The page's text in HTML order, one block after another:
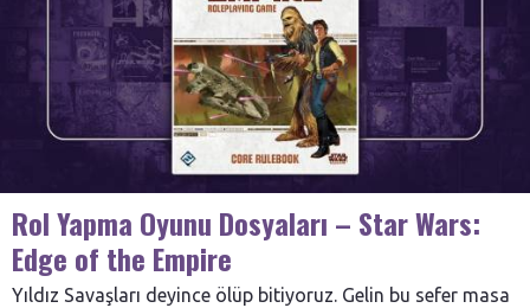
Rol Yapma Oyunu Dosyaları – Star Wars:
Edge of the Empire
Yıldız Savaşları deyince ölüp bitiyoruz. Gelin bu sefer masa